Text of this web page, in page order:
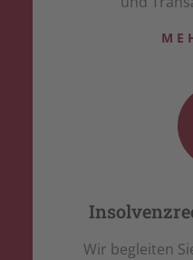
Wir begleiten